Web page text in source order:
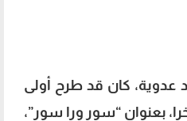
عدوية، كان قد طرح أولى
بعنوان “سور ورا سور”،